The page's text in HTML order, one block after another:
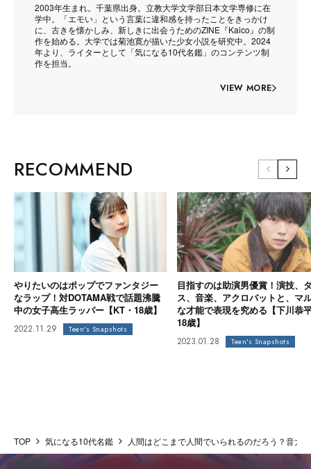
2003年生まれ。千葉県出身。立教大学文学部日本文学専修に在
学中。「エモい」という言葉に違和感を持ったことをきっかけ
に、古きを懐かしみ、新しきに出会うためのZINE『Kaico』の制
作を始める。大学では菊池寛が描いた少女小説を研究中。2024
年より、ライターとして「気になる10代名鑑」のコンテンツ制
作を担当。
VIEW MORE
RECOMMEND
やりたいのはポップでファンタジー
なラップ！対DOTAMA戦で話題沸騰
中の女子高生ラッパー【KT・18歳】
2022.11.29 Teen's Snapshots
目指すのは助演男優賞！演技、
ス、音楽、アクロバットと、マ
な才能で表現を究める【下川恭
18歳】
2023.01.28 Teen's Snapshots
TOP 気になる10代名鑑 人間はどこまで人間でいられるのだろう？音大